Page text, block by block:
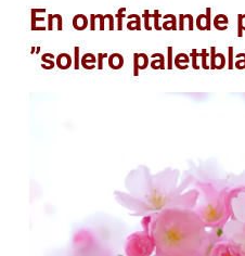
En omfattande
”solero